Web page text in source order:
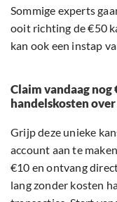
Sommige experts
ooit richting de €50
kan ook een instap
Claim vandaag nog
handelskosten
Grijp deze unieke
account aan te
€10 en ontvang
lang zonder kosten